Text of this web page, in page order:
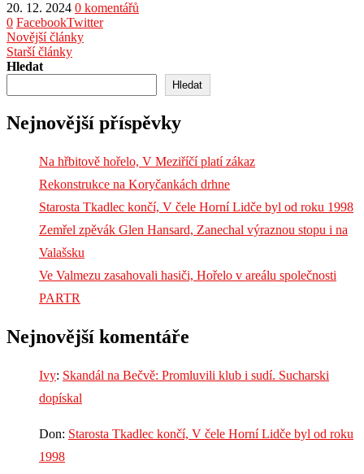
20. 12. 2024 0 komentářů
0 FacebookTwitter
Novější články
Starší články
Hledat
Hledat
Nejnovější příspěvky
Na hřbitově hořelo, V Meziříčí platí zákaz
Rekonstrukce na Koryčankách drhne
Starosta Tkadlec končí, V čele Horní Lidče byl od roku 1998
Zemřel zpěvák Glen Hansard, Zanechal výraznou stopu i na
Valašsku
Ve Valmezu zasahovali hasiči, Hořelo v areálu společnosti
PARTR
Nejnovější komentáře
Ivy: Skandál na Bečvě: Promluvili klub i sudí. Sucharski
dopískal
Don: Starosta Tkadlec končí, V čele Horní Lidče byl od roku
1998